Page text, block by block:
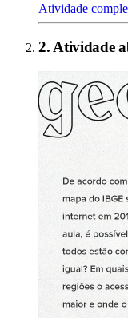
Atividade
2. Atividade